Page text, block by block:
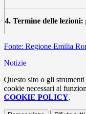
4. Termine delle lezioni:
Fonte: Regione Emilia
Notizie
Questo sito o gli
cookie necessari al
COOKIE POLICY.